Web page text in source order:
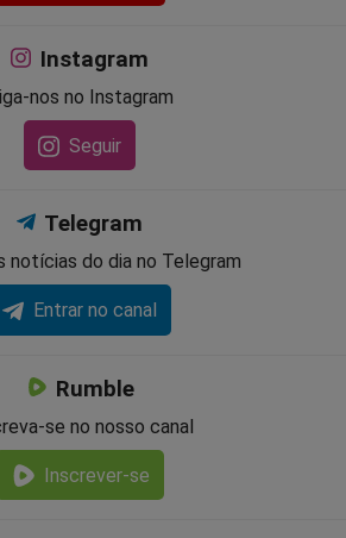
Instagram
nos no Instagram
Seguir
Telegram
notícias do dia no Telegram
Entrar no canal
Rumble
se no nosso canal
Inscrever-se